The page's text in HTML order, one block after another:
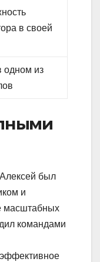
в своей
одном из
был
и
масштабных
командами